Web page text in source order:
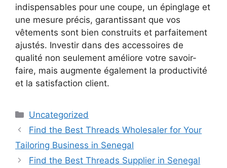
indispensables pour une coupe, un épinglage et
une mesure précis, garantissant que vos
vêtements sont bien construits et parfaitement
ajustés. Investir dans des accessoires de
qualité non seulement améliore votre savoir-
faire, mais augmente également la productivité
et la satisfaction client.
Categories
Uncategorized
Find the Best Threads Wholesaler for Your
Tailoring Business in Senegal
Find the Best Threads Supplier in Senegal